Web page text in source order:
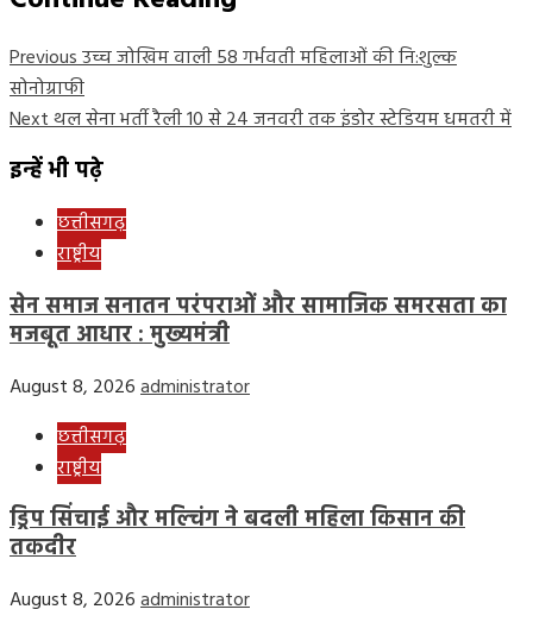
Previousउच्च जोखिम वाली 58 गर्भवती महिलाओं की नि:शुल्क
सोनोग्राफी
Nextथल सेना भर्ती रैली 10 से 24 जनवरी तक इंडोर स्टेडियम धमतरी में
इन्हें भी पढ़े
छत्तीसगढ़
राष्ट्रीय
सेन समाज सनातन परंपराओं और सामाजिक समरसता का
मजबूत आधार : मुख्यमंत्री
August 8, 2026administrator
छत्तीसगढ़
राष्ट्रीय
ड्रिप सिंचाई और मल्चिंग ने बदली महिला किसान की
तकदीर
August 8, 2026administrator